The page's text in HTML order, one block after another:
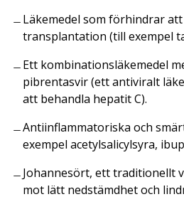
Läkemedel som förhindrar
transplantation (till exempel
Ett kombinationsläkemedel
pibrentasvir (ett antiviralt
att behandla hepatit C).
Antiinflammatoriska och
exempel acetylsalicylsyra,
Johannesört, ett traditionellt
mot lätt nedstämdhet och